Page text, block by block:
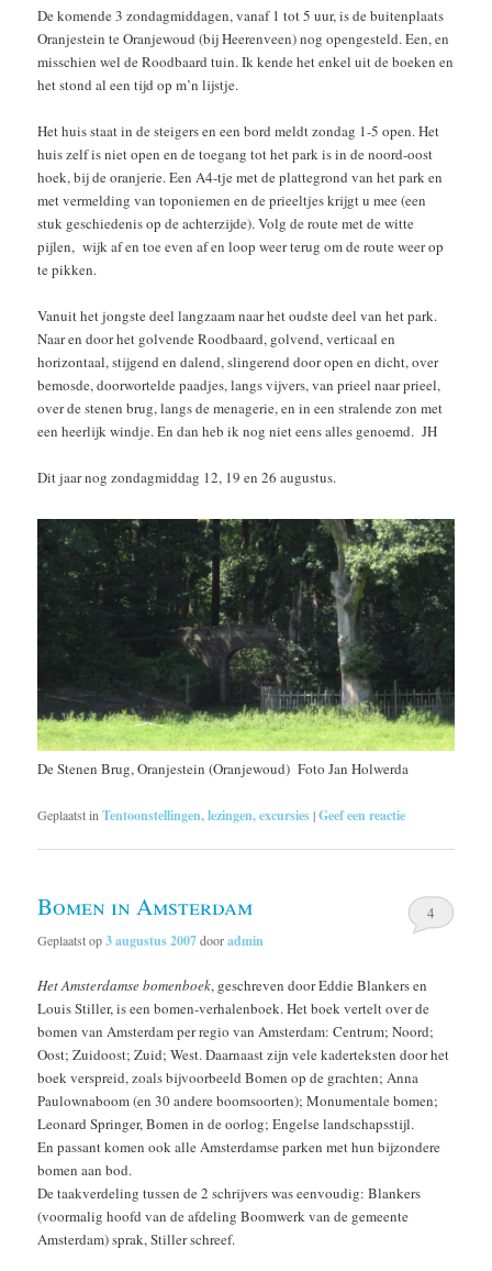
De komende 3 zondagmiddagen, vanaf 1 tot 5 uur, is de buitenplaats
Oranjestein te Oranjewoud (bij Heerenveen) nog opengesteld. Een, en
misschien wel de Roodbaard tuin. Ik kende het enkel uit de boeken en
het stond al een tijd op m’n lijstje.
Het huis staat in de steigers en een bord meldt zondag 1-5 open. Het
huis zelf is niet open en de toegang tot het park is in de noord-oost
hoek, bij de oranjerie. Een A4-tje met de plattegrond van het park en
met vermelding van toponiemen en de prieeltjes krijgt u mee (een
stuk geschiedenis op de achterzijde). Volg de route met de witte
pijlen, wijk af en toe even af en loop weer terug om de route weer op
te pikken.
Vanuit het jongste deel langzaam naar het oudste deel van het park.
Naar en door het golvende Roodbaard, golvend, verticaal en
horizontaal, stijgend en dalend, slingerend door open en dicht, over
bemosde, doorwortelde paadjes, langs vijvers, van prieel naar prieel,
over de stenen brug, langs de menagerie, en in een stralende zon met
een heerlijk windje. En dan heb ik nog niet eens alles genoemd. JH
Dit jaar nog zondagmiddag 12, 19 en 26 augustus.
De Stenen Brug, Oranjestein (Oranjewoud) Foto Jan Holwerda
Geplaatst in Tentoonstellingen, lezingen, excursies|Geef een reactie
Bomen in Amsterdam
Geplaatst op3 augustus 2007dooradmin
4
Het Amsterdamse bomenboek, geschreven door Eddie Blankers en
Louis Stiller, is een bomen-verhalenboek. Het boek vertelt over de
bomen van Amsterdam per regio van Amsterdam: Centrum; Noord;
Oost; Zuidoost; Zuid; West. Daarnaast zijn vele kaderteksten door het
boek verspreid, zoals bijvoorbeeld Bomen op de grachten; Anna
Paulownaboom (en 30 andere boomsoorten); Monumentale bomen;
Leonard Springer, Bomen in de oorlog; Engelse landschapsstijl.
En passant komen ook alle Amsterdamse parken met hun bijzondere
bomen aan bod.
De taakverdeling tussen de 2 schrijvers was eenvoudig: Blankers
(voormalig hoofd van de afdeling Boomwerk van de gemeente
Amsterdam) sprak, Stiller schreef.